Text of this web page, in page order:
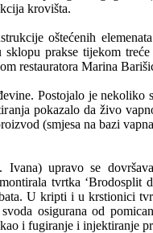
krovišta.
oštećenih
prakse tijekom
restauratora Marina
Postojalo je nekoliko
pokazalo da živo
(smjesa na bazi
upravo se
tvrtka ‘Brodosplit
U kripti i u krstionici
osigurana od
i fugiranje i injektiranje